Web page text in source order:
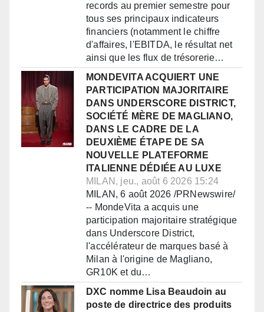
records au premier semestre pour
tous ses principaux indicateurs
financiers (notamment le chiffre
d'affaires, l'EBITDA, le résultat net
ainsi que les flux de trésorerie…
MONDEVITA ACQUIERT UNE
PARTICIPATION MAJORITAIRE
DANS UNDERSCORE DISTRICT,
SOCIÉTÉ MÈRE DE MAGLIANO,
DANS LE CADRE DE LA
DEUXIÈME ÉTAPE DE SA
NOUVELLE PLATEFORME
ITALIENNE DÉDIÉE AU LUXE
MILAN, jeu., août 6 2026 15:24
MILAN, 6 août 2026 /PRNewswire/
-- MondeVita a acquis une
participation majoritaire stratégique
dans Underscore District,
l'accélérateur de marques basé à
Milan à l'origine de Magliano,
GR10K et du…
DXC nomme Lisa Beaudoin au
poste de directrice des produits